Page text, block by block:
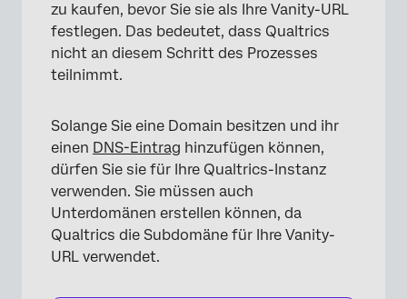
zu kaufen, bevor Sie sie als Ihre Vanity-URL
festlegen. Das bedeutet, dass Qualtrics
nicht an diesem Schritt des Prozesses
teilnimmt.
Solange Sie eine Domain besitzen und ihr
einen DNS-Eintrag hinzufügen können,
dürfen Sie sie für Ihre Qualtrics-Instanz
verwenden. Sie müssen auch
Unterdomänen erstellen können, da
Qualtrics die Subdomäne für Ihre Vanity-
URL verwendet.